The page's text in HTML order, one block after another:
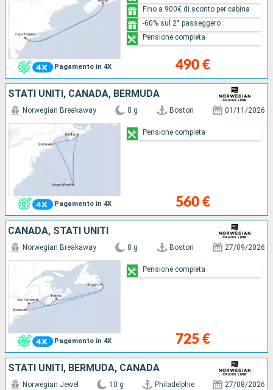
Pagamento in 4X 490 €
Fino a 900€ di sconto per cabina
-60% sul 2° passeggero
Pensione completa
STATI UNITI, CANADA, BERMUDA
Pagamento in 4X
Norwegian Breakaway 8 g Boston 01/11/2026
560 €
Pensione completa
CANADA, STATI UNITI
Pagamento in 4X
Norwegian Breakaway 8 g Boston 27/09/2026
725 €
Pensione completa
STATI UNITI, BERMUDA, CANADA
Norwegian Jewel 10 g Philadelphie 27/08/2026